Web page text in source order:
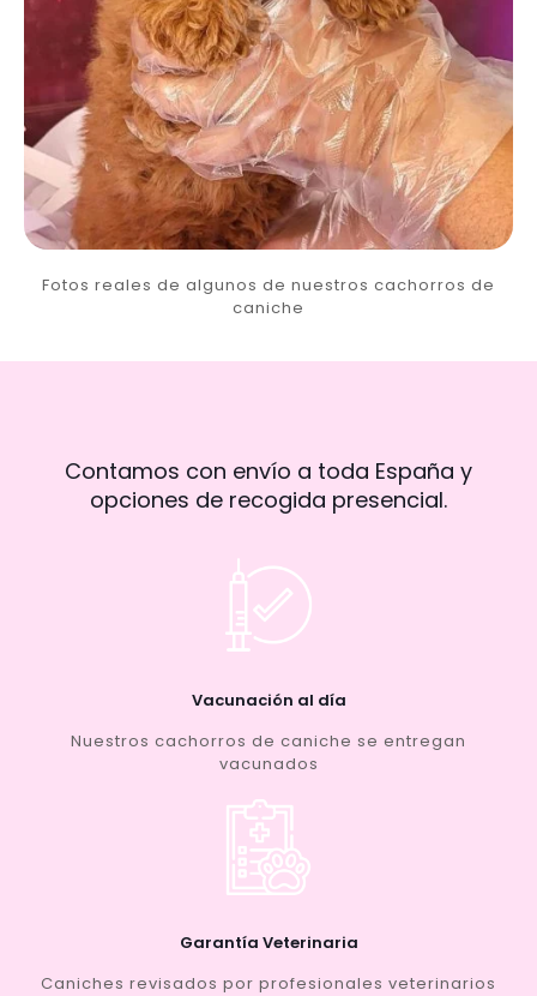
Fotos reales de algunos de nuestros cachorros de
caniche
Contamos con envío a toda España y
opciones de recogida presencial.
Vacunación al día
Nuestros cachorros de caniche se entregan
vacunados
Garantía Veterinaria
Caniches revisados por profesionales veterinarios